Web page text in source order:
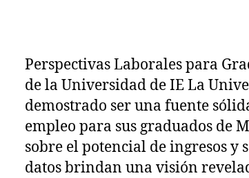
Perspectivas Laborales para
de la Universidad de IE La
demostrado ser una fuente
empleo para sus graduados de
sobre el potencial de ingresos y
datos brindan una visión